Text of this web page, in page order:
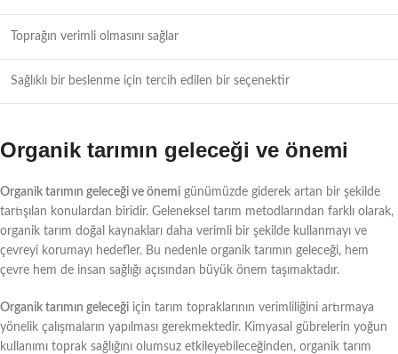
Toprağın verimli olmasını sağlar
Sağlıklı bir beslenme için tercih edilen bir seçenektir
Organik tarımın geleceği ve önemi
Organik tarımın geleceği ve önemi günümüzde giderek artan bir şekilde
tartışılan konulardan biridir. Geleneksel tarım metodlarından farklı olarak,
organik tarım doğal kaynakları daha verimli bir şekilde kullanmayı ve
çevreyi korumayı hedefler. Bu nedenle organik tarımın geleceği, hem
çevre hem de insan sağlığı açısından büyük önem taşımaktadır.
Organik tarımın geleceği için tarım topraklarının verimliliğini artırmaya
yönelik çalışmaların yapılması gerekmektedir. Kimyasal gübrelerin yoğun
kullanımı toprak sağlığını olumsuz etkileyebileceğinden, organik tarım